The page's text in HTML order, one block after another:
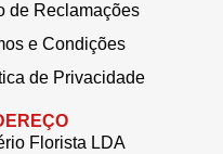
de Reclamações
e Condições
de Privacidade
Florista LDA